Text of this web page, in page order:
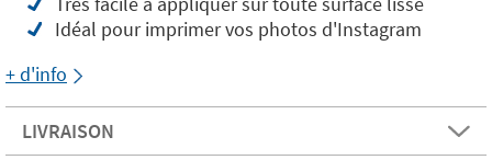
Idéal pour imprimer vos photos d'Instagram
+ d'info
LIVRAISON